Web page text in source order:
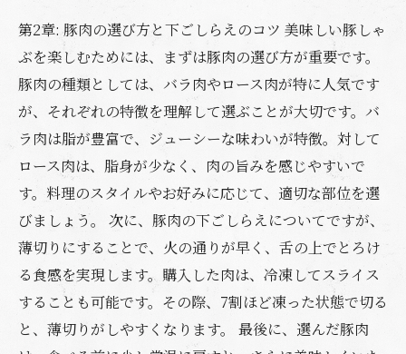
第2章: 豚肉の選び方と下ごしらえのコツ 美味しい豚しゃ
ぶを楽しむためには、まずは豚肉の選び方が重要です。
豚肉の種類としては、バラ肉やロース肉が特に人気です
が、それぞれの特徴を理解して選ぶことが大切です。バ
ラ肉は脂が豊富で、ジューシーな味わいが特徴。対して
ロース肉は、脂身が少なく、肉の旨みを感じやすいで
す。料理のスタイルやお好みに応じて、適切な部位を選
びましょう。 次に、豚肉の下ごしらえについてですが、
薄切りにすることで、火の通りが早く、舌の上でとろけ
る食感を実現します。購入した肉は、冷凍してスライス
することも可能です。その際、7割ほど凍った状態で切る
と、薄切りがしやすくなります。 最後に、選んだ豚肉